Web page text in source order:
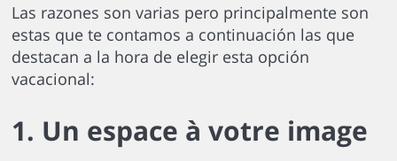
Las razones son varias pero principalmente son
estas que te contamos a continuación las que
destacan a la hora de elegir esta opción
vacacional:
1. Un espace à votre image